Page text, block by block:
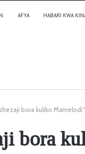
AFYA HABARI KWA
bora kuliko Mamelodi“
bora